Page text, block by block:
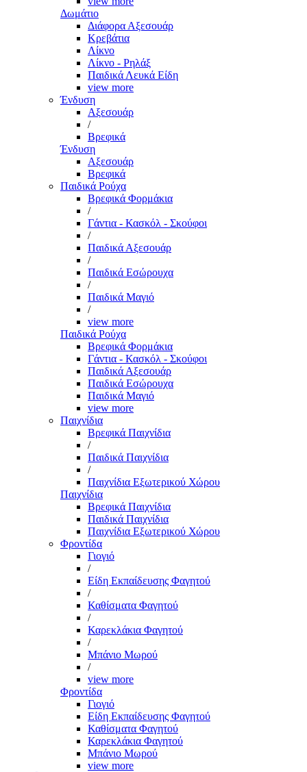
Δωμάτιο
Διάφορα Αξεσουάρ
Κρεβάτια
Λίκνο
Λίκνο - Ρηλάξ
Παιδικά Λευκά Είδη
view more
Ένδυση
Αξεσουάρ
/
Βρεφικά
Ένδυση
Αξεσουάρ
Βρεφικά
Παιδικά Ρούχα
Βρεφικά Φορμάκια
/
Γάντια - Κασκόλ - Σκούφοι
/
Παιδικά Αξεσουάρ
/
Παιδικά Εσώρουχα
/
Παιδικά Μαγιό
/
view more
Παιδικά Ρούχα
Βρεφικά Φορμάκια
Γάντια - Κασκόλ - Σκούφοι
Παιδικά Αξεσουάρ
Παιδικά Εσώρουχα
Παιδικά Μαγιό
view more
Παιχνίδια
Βρεφικά Παιχνίδια
/
Παιδικά Παιχνίδια
/
Παιχνίδια Εξωτερικού Χώρου
Παιχνίδια
Βρεφικά Παιχνίδια
Παιδικά Παιχνίδια
Παιχνίδια Εξωτερικού Χώρου
Φροντίδα
Γιογιό
/
Είδη Εκπαίδευσης Φαγητού
/
Καθίσματα Φαγητού
/
Καρεκλάκια Φαγητού
/
Μπάνιο Μωρού
/
view more
Φροντίδα
Γιογιό
Είδη Εκπαίδευσης Φαγητού
Καθίσματα Φαγητού
Καρεκλάκια Φαγητού
Μπάνιο Μωρού
view more